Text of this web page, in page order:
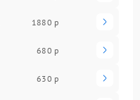
1880 р
680 р
630 р